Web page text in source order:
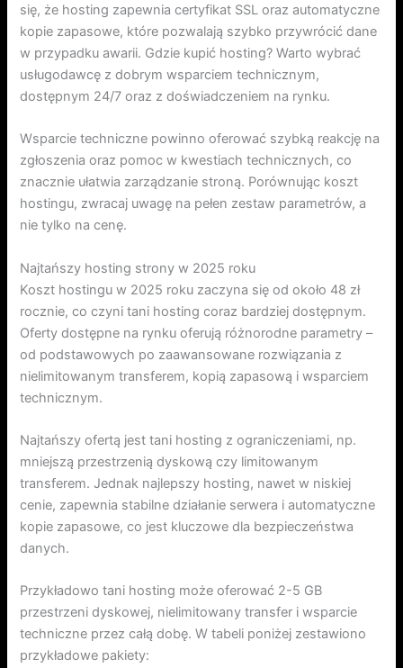
się, że hosting zapewnia certyfikat SSL oraz automatyczne
kopie zapasowe, które pozwalają szybko przywrócić dane
w przypadku awarii. Gdzie kupić hosting? Warto wybrać
usługodawcę z dobrym wsparciem technicznym,
dostępnym 24/7 oraz z doświadczeniem na rynku.
Wsparcie techniczne powinno oferować szybką reakcję na
zgłoszenia oraz pomoc w kwestiach technicznych, co
znacznie ułatwia zarządzanie stroną. Porównując koszt
hostingu, zwracaj uwagę na pełen zestaw parametrów, a
nie tylko na cenę.
Najtańszy hosting strony w 2025 roku
Koszt hostingu w 2025 roku zaczyna się od około 48 zł
rocznie, co czyni tani hosting coraz bardziej dostępnym.
Oferty dostępne na rynku oferują różnorodne parametry –
od podstawowych po zaawansowane rozwiązania z
nielimitowanym transferem, kopią zapasową i wsparciem
technicznym.
Najtańszy ofertą jest tani hosting z ograniczeniami, np.
mniejszą przestrzenią dyskową czy limitowanym
transferem. Jednak najlepszy hosting, nawet w niskiej
cenie, zapewnia stabilne działanie serwera i automatyczne
kopie zapasowe, co jest kluczowe dla bezpieczeństwa
danych.
Przykładowo tani hosting może oferować 2-5 GB
przestrzeni dyskowej, nielimitowany transfer i wsparcie
techniczne przez całą dobę. W tabeli poniżej zestawiono
przykładowe pakiety: